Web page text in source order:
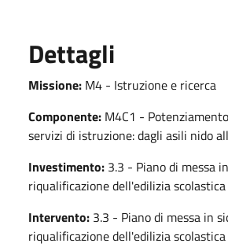
Dettagli
Missione: M4 - Istruzione e ricerca
Componente: M4C1 -
servizi di istruzione: dagli asili nido
Investimento: 3.3 - Piano di messa
riqualificazione dell'edilizia scolastica
Intervento: 3.3 - Piano di messa in
riqualificazione dell'edilizia scolastica